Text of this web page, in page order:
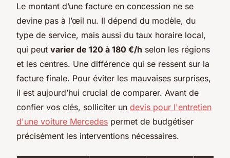
Le montant d’une facture en concession ne se
devine pas à l’œil nu. Il dépend du modèle, du
type de service, mais aussi du taux horaire local,
qui peut varier de 120 à 180 €/h selon les régions
et les centres. Une différence qui se ressent sur la
facture finale. Pour éviter les mauvaises surprises,
il est aujourd’hui crucial de comparer. Avant de
confier vos clés, solliciter un devis pour l'entretien
d'une voiture Mercedes permet de budgétiser
précisément les interventions nécessaires.